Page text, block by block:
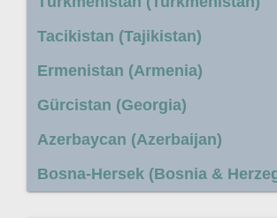
Tacikistan (Tajikistan)
Ermenistan (Armenia)
Gürcistan (Georgia)
Azerbaycan (Azerbaijan)
Bosna-Hersek (Bosnia &